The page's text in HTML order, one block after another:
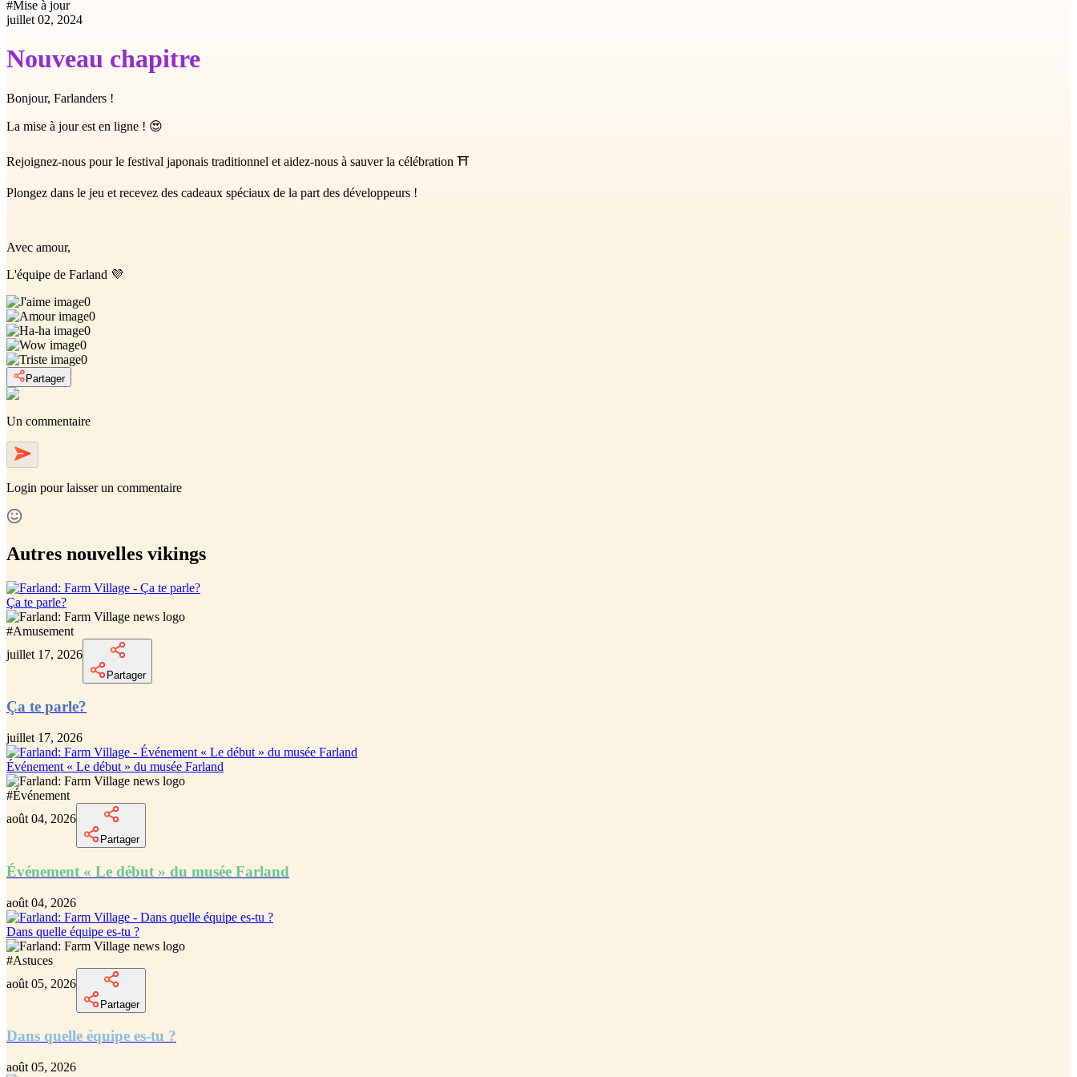
#Mise à jour
juillet 02, 2024
Nouveau chapitre
Bonjour, Farlanders !
La mise à jour est en ligne ! 😍
Rejoignez-nous pour le festival japonais traditionnel et aidez-nous à sauver la célébration ⛩
Plongez dans le jeu et recevez des cadeaux spéciaux de la part des développeurs !
Avec amour,
L'équipe de Farland 💜
0
0
0
0
0
Partager
Un commentaire
Login pour laisser un commentaire
Autres nouvelles vikings
Ça te parle?
#Amusement
juillet 17, 2026
Partager
Ça te parle?
juillet 17, 2026
Événement « Le début » du musée Farland
#Événement
août 04, 2026
Partager
Événement « Le début » du musée Farland
août 04, 2026
Dans quelle équipe es-tu ?
#Astuces
août 05, 2026
Partager
Dans quelle équipe es-tu ?
août 05, 2026